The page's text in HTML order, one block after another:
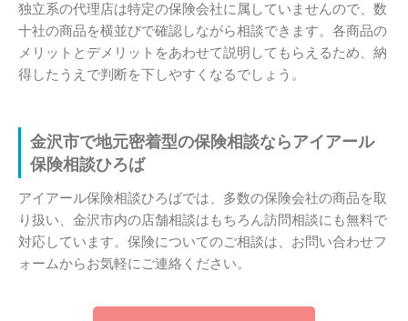
独立系の代理店は特定の保険会社に属していませんので、数
十社の商品を横並びで確認しながら相談できます。各商品の
メリットとデメリットをあわせて説明してもらえるため、納
得したうえで判断を下しやすくなるでしょう。
金沢市で地元密着型の保険相談ならアイアール
保険相談ひろば
アイアール保険相談ひろばでは、多数の保険会社の商品を取
り扱い、金沢市内の店舗相談はもちろん訪問相談にも無料で
対応しています。保険についてのご相談は、お問い合わせフ
ォームからお気軽にご連絡ください。